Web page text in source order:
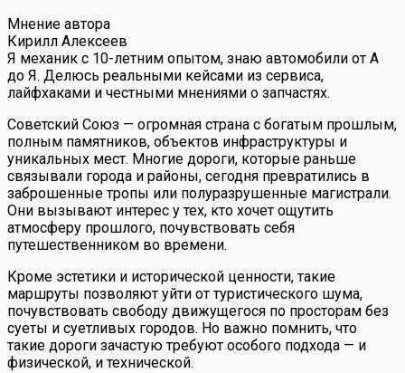
Мнение автора
Кирилл Алексеев
Я механик с 10-летним опытом, знаю автомобили от А
до Я. Делюсь реальными кейсами из сервиса,
лайфхаками и честными мнениями о запчастях.
Советский Союз — огромная страна с богатым прошлым,
полным памятников, объектов инфраструктуры и
уникальных мест. Многие дороги, которые раньше
связывали города и районы, сегодня превратились в
заброшенные тропы или полуразрушенные магистрали.
Они вызывают интерес у тех, кто хочет ощутить
атмосферу прошлого, почувствовать себя
путешественником во времени.
Кроме эстетики и исторической ценности, такие
маршруты позволяют уйти от туристического шума,
почувствовать свободу движущегося по просторам без
суеты и суетливых городов. Но важно помнить, что
такие дороги зачастую требуют особого подхода — и
физической, и технической.